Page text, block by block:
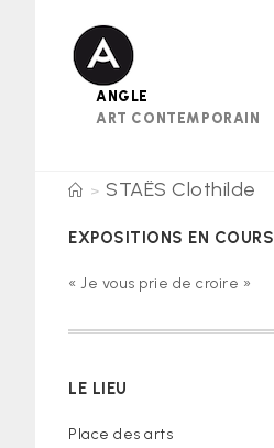
ANGLE
ART CONTEMPORAIN
> STAËS Clothilde
EXPOSITIONS EN COURS
« Je vous prie de croire »
LE LIEU
Place des arts